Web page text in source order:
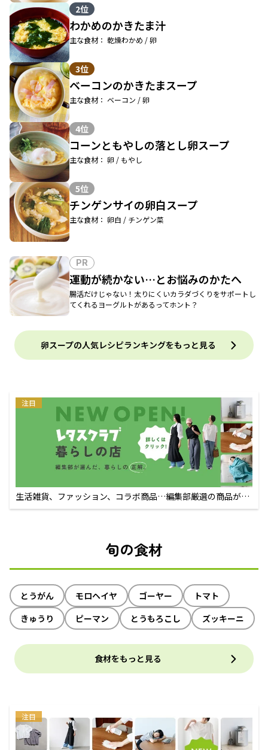
2位
わかめのかきたま汁
主な食材： 乾燥わかめ / 卵
3位
ベーコンのかきたまスープ
主な食材： ベーコン / 卵
4位
コーンともやしの落とし卵スープ
主な食材： 卵 / もやし
5位
チンゲンサイの卵白スープ
主な食材： 卵白 / チンゲン菜
PR
運動が続かない…とお悩みのかたへ
腸活だけじゃない！太りにくいカラダづくりをサポートし
てくれるヨーグルトがあるってホント？
卵スープの人気レシピランキングをもっと見る
注目
生活雑貨、ファッション、コラボ商品…編集部厳選の商品が買
えるECサイト
旬の食材
とうがん モロヘイヤ ゴーヤー
トマト
きゅうり
ピーマン とうもろこし ズッキーニ
食材をもっと見る
注目